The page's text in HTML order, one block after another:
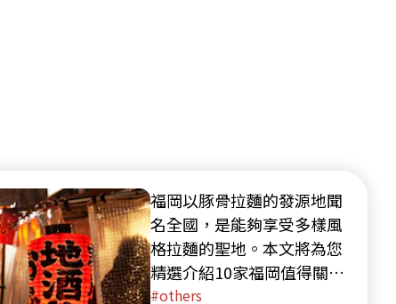
福岡以豚骨拉麵的發源地聞
名全國，是能夠享受多樣風
格拉麵的聖地。本文將為您
精選介紹10家福岡值得關注
的拉麵店，從老字號到話題
others